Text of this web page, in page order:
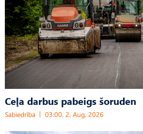
Ceļa darbus pabeigs šoruden
Sabiedrība 03:00, 2. Aug, 2026